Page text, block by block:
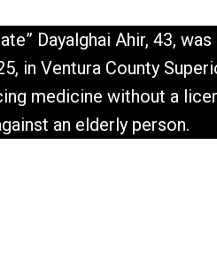
Dayalghai Ahir, 43,
in Ventura County
medicine without a
an elderly person.